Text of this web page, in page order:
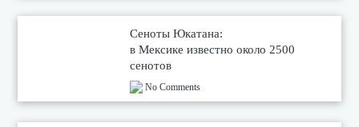
Сеноты Юкатана:
в Мексике известно около 2500
сенотов
No Comments